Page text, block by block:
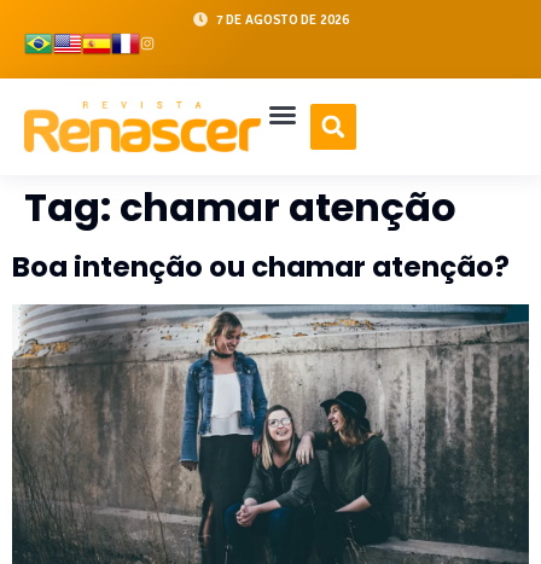
7 DE AGOSTO DE 2026
Tag: chamar atenção
Boa intenção ou chamar atenção?